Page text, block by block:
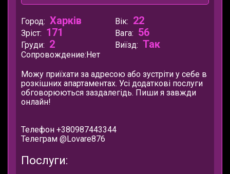
Город: Харків Вік: 22
Зріст: 171 Вага: 56
Груди: 2 Виїзд: Так
Сопровождение: Нет
Можу приїхати за адресою або зустріти у себе в
розкішних апартаментах. Усі додаткові послуги
обговорюються заздалегідь. Пиши я завжди
онлайн!
Телефон +380987443344
Телеграм @Lovare876
Послуги: